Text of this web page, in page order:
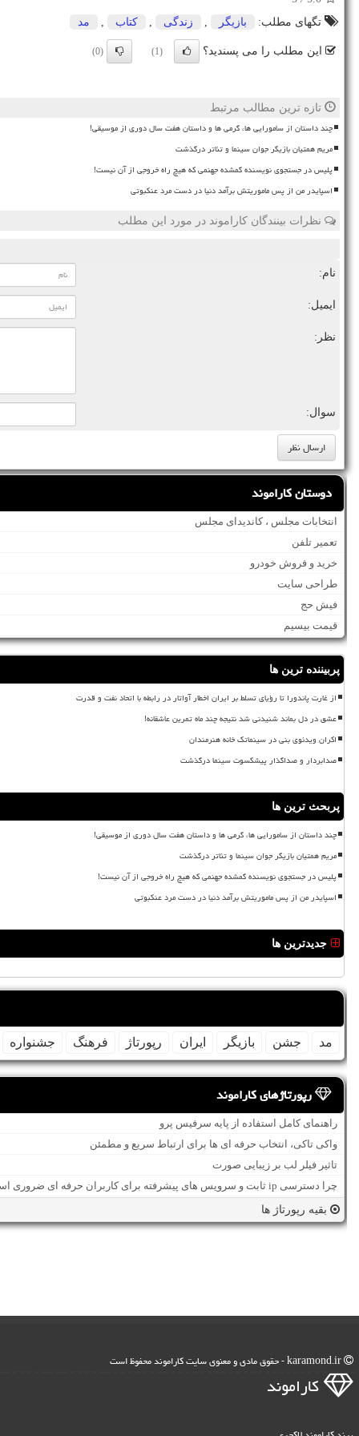
تگهای مطلب:
بازیگر زندگی كتاب مد
این مطلب را می پسندید؟ (1)
(0)
تازه ترین مطالب مرتبط
چند داستان از سامورایی ها، گرمی ها و داستان هفت سال دوری از موسیقی!
مریم همتیان بازیگر جوان سینما و تئاتر درگذشت
پلیس در جستجوی نویسنده گمشده جهنمی که هیچ راه خروجی از آن نیست!
اسپایدر من از پس ماموریتش برآمد دنیا در دست مرد عنکبوتی
نظرات بینندگان کاراموند در مورد این مطلب
نام:
ایمیل:
نظر:
سوال:
دوستان کاراموند
انتخابات مجلس ، کاندیدای مجلس
تعمیر تلفن
خرید و فروش خودرو
طراحی سایت
فیش حج
قیمت بیسیم
پربیننده ترین ها
از غارت پاندورا تا رؤیای تسلط بر ایران اخطار آواتار در رابطه با اتحاد نفت و قدرت
عشق در دل بماند شنیدنی شد نتیجه چند ماه تمرین عاشقانه!
اکران ویدئوی بنی در سینماتک خانه هنرمندان
صدابردار و صداگذار پیشکسوت سینما درگذشت
پربحث ترین ها
چند داستان از سامورایی ها، گرمی ها و داستان هفت سال دوری از موسیقی!
مریم همتیان بازیگر جوان سینما و تئاتر درگذشت
پلیس در جستجوی نویسنده گمشده جهنمی که هیچ راه خروجی از آن نیست!
اسپایدر من از پس ماموریتش برآمد دنیا در دست مرد عنکبوتی
جدیدترین ها
مد جشن بازیگر ایران رپورتاژ فرهنگ جشنواره
رپورتاژهای کاراموند
راهنمای کامل استفاده از پایه سرفیس پرو
واکی تاکی، انتخاب حرفه ای ها برای ارتباط سریع و مطمئن
تاثیر فیلر لب بر زیبایی صورت
چرا دسترسی ip ثابت و سرویس های پیشرفته برای کاربران حرفه ای ضروری است؟
بقیه رپورتاژ ها
كاراموند